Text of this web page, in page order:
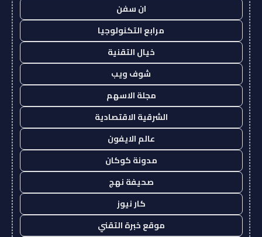
ان سفن
مرابع التكنولوجيا
خيال التقنية
شوف ويب
مجلة الاسهم
الشرقية الاقتصادية
عالم الايفون
مدونة كوكان
صحيفة نهج
كار نيوز
موقع خبرة التقني